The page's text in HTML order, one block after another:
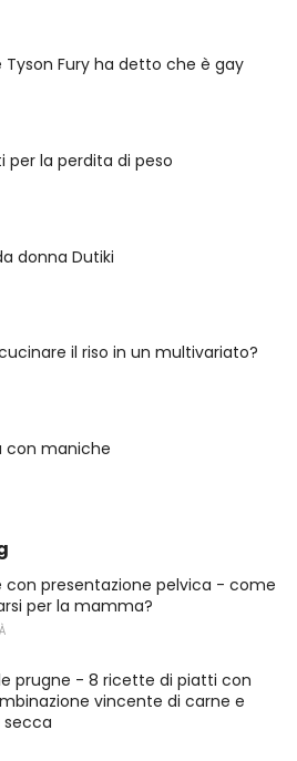
Tyson Fury ha detto che è gay
per la perdita di peso
donna Dutiki
il riso in un multivariato?
con maniche
con presentazione pelvica - come
per la mamma?
prugne - 8 ricette di piatti con
vincente di carne e
secca